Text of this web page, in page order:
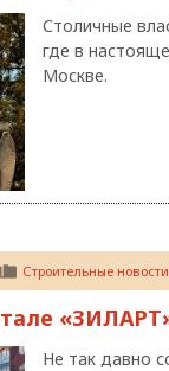
Столичные
где в
Москве.
Строительные новости
Не так давно